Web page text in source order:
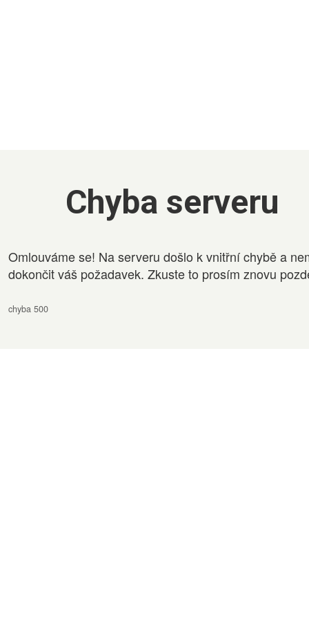
Chyba serveru
Omlouváme se! Na serveru došlo k vnitřní chybě a
dokončit váš požadavek. Zkuste to prosím znovu
chyba 500